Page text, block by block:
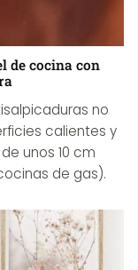
de cocina con
no
calientes y
unos 10 cm
de gas).